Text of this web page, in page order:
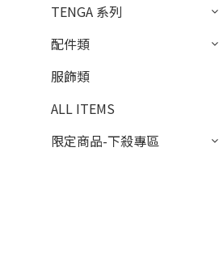
TENGA 系列
配件類
服飾類
ALL ITEMS
限定商品-下殺專區